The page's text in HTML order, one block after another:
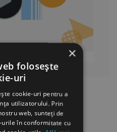
×
folosește
uri
cookie-uri pentru a
utilizatorului. Prin
web, sunteți de
în conformitate cu